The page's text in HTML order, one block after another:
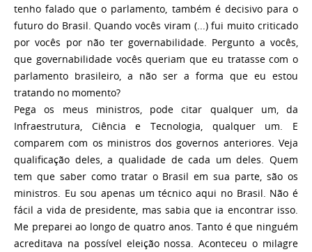
tenho falado que o parlamento, também é decisivo para o
futuro do Brasil. Quando vocês viram (...) fui muito criticado
por vocês por não ter governabilidade. Pergunto a vocês,
que governabilidade vocês queriam que eu tratasse com o
parlamento brasileiro, a não ser a forma que eu estou
tratando no momento?
Pega os meus ministros, pode citar qualquer um, da
Infraestrutura, Ciência e Tecnologia, qualquer um. E
comparem com os ministros dos governos anteriores. Veja
qualificação deles, a qualidade de cada um deles. Quem
tem que saber como tratar o Brasil em sua parte, são os
ministros. Eu sou apenas um técnico aqui no Brasil. Não é
fácil a vida de presidente, mas sabia que ia encontrar isso.
Me preparei ao longo de quatro anos. Tanto é que ninguém
acreditava na possível eleição nossa. Aconteceu o milagre